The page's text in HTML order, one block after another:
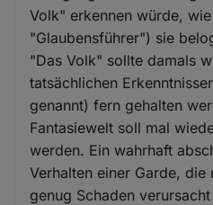
Volk" erkennen würde,
"Glaubensführer") sie
"Das Volk" sollte damals
tatsächlichen
genannt) fern gehalten
Fantasiewelt soll mal
werden. Ein wahrhaft
Verhalten einer Garde, die
genug Schaden